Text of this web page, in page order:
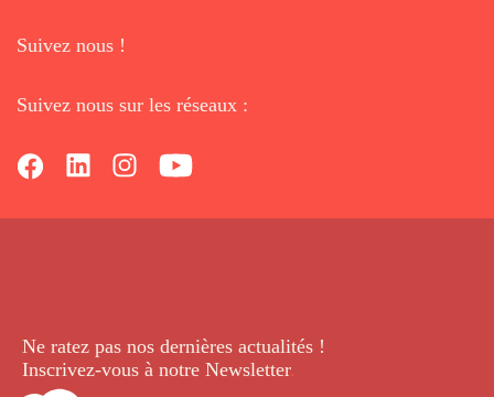
Suivez nous !
Suivez nous sur les réseaux :
Ne ratez pas nos dernières actualités !
Inscrivez-vous à notre Newsletter.